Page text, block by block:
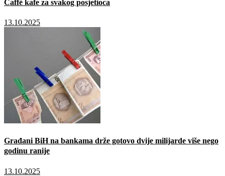
Caffé kafe za svakog posjetioca
13.10.2025
Građani BiH na bankama drže gotovo dvije milijarde više nego
godinu ranije
13.10.2025